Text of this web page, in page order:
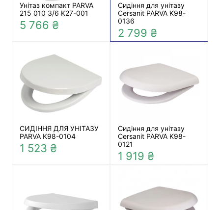
Унітаз компакт PARVA
215 010 3/6 K27-001
5 766 ₴
Сидіння для унітазу
Cersanit PARVA K98-
0136
2 799 ₴
СИДІННЯ ДЛЯ УНІТАЗУ
PARVA K98-0104
1 523 ₴
Сидіння для унітазу
Cersanit PARVA K98-
0121
1 919 ₴